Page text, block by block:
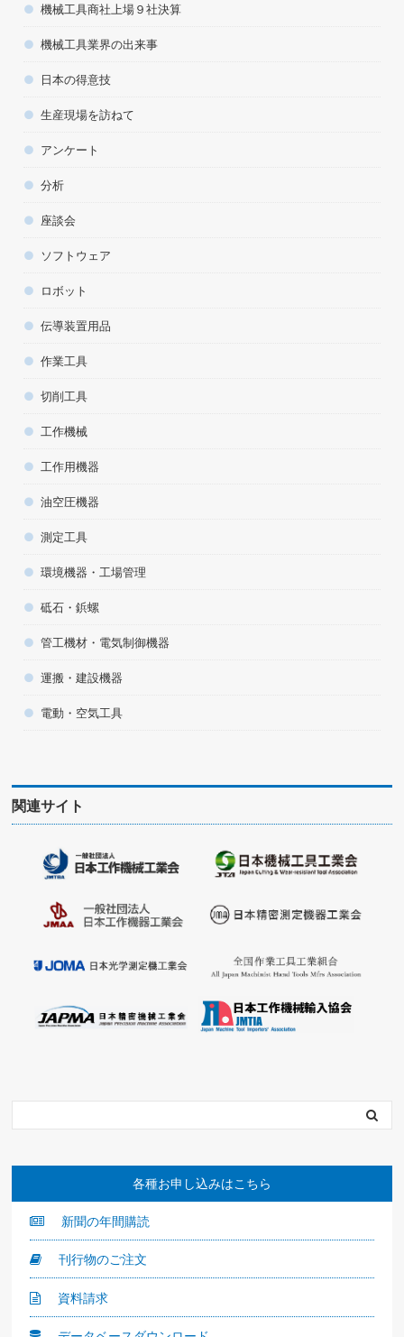
機械工具商社上場９社決算
機械工具業界の出来事
日本の得意技
生産現場を訪ねて
アンケート
分析
座談会
ソフトウェア
ロボット
伝導装置用品
作業工具
切削工具
工作機械
工作用機器
油空圧機器
測定工具
環境機器・工場管理
砥石・鋲螺
管工機材・電気制御機器
運搬・建設機器
電動・空気工具
関連サイト
各種お申し込みはこちら
新聞の年間購読
刊行物のご注文
資料請求